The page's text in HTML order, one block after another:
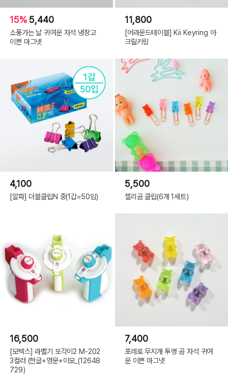
15% 5,440
소풍가는 날 귀여운 자석 냉장고
이쁜 마그넷
11,800
[어라운드테이블] Kii Keyring 아
크릴키링
4,100
[알파] 더블클립N 중(1갑=50입)
5,500
젤리곰 클립(6개 1세트)
16,500
[모텍스] 라벨기 또각이2 M-202
3컬러 (한글+영문+이모_(12648
729)
7,400
포레로 무지개 투명 곰 자석 귀여
운 이쁜 마그넷